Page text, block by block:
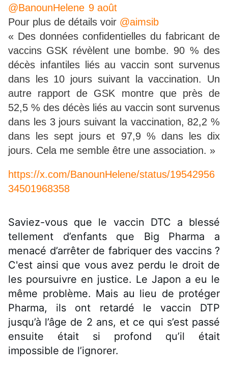
@BanounHelene 9 août
Pour plus de détails voir @aimsib
« Des données confidentielles du fabricant de
vaccins GSK révèlent une bombe. 90 % des
décès infantiles liés au vaccin sont survenus
dans les 10 jours suivant la vaccination. Un
autre rapport de GSK montre que près de
52,5 % des décès liés au vaccin sont survenus
dans les 3 jours suivant la vaccination, 82,2 %
dans les sept jours et 97,9 % dans les dix
jours. Cela me semble être une association. »
https://x.com/BanounHelene/status/19542956
34501968358
Saviez-vous que le vaccin DTC a blessé
tellement d’enfants que Big Pharma a
menacé d’arrêter de fabriquer des vaccins ?
C'est ainsi que vous avez perdu le droit de
les poursuivre en justice. Le Japon a eu le
même problème. Mais au lieu de protéger
Pharma, ils ont retardé le vaccin DTP
jusqu’à l’âge de 2 ans, et ce qui s’est passé
ensuite était si profond qu’il était
impossible de l’ignorer.